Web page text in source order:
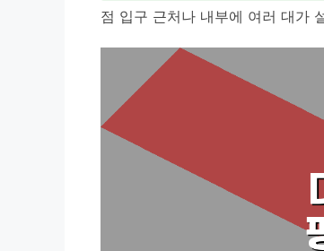
점 입구 근처나 내부에 여러 대가